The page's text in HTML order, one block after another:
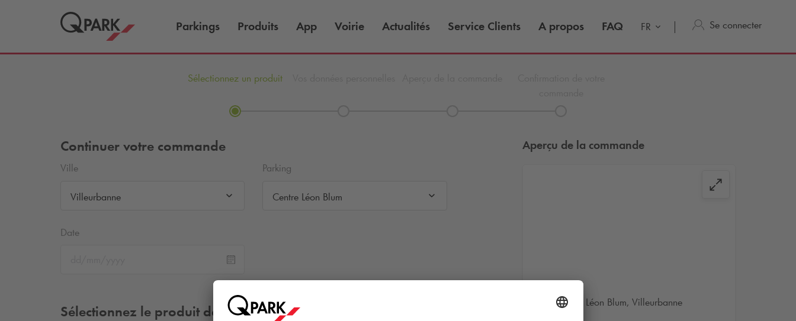
Parkings Produits App Voirie Actualités Service Clients A propos FAQ FR Se connecter
Sélectionnez un produit
Aperçu de la commande
173 Rue Léon Blum, Villeurbanne
Continuer votre commande
Ville
Villeurbanne
Parking
Centre Léon Blum
Date
Sélectionnez le produit de votre choix